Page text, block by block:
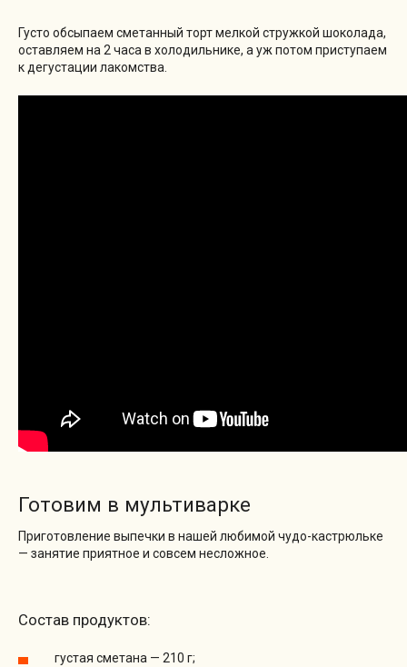
Густо обсыпаем сметанный торт мелкой стружкой шоколада,
оставляем на 2 часа в холодильнике, а уж потом приступаем
к дегустации лакомства.
Готовим в мультиварке
Приготовление выпечки в нашей любимой чудо-кастрюльке
— занятие приятное и совсем несложное.
Состав продуктов:
густая сметана — 210 г;